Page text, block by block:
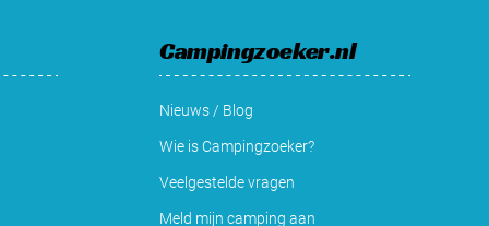
Campingzoeker.nl
Nieuws / Blog
Wie is Campingzoeker?
Veelgestelde vragen
Meld mijn camping aan